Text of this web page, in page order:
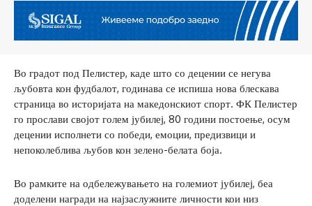
Во градот под Пелистер, каде што со децении се негува
љубовта кон фудбалот, годинава се испиша нова блескава
страница во историјата на македонскиот спорт. ФК Пелистер
го прослави својот голем јубилеј, 80 години постоење, осум
децении исполнети со победи, емоции, предизвици и
непоколеблива љубов кон зелено-белата боја.
Во рамките на одбележувањето на големиот јубилеј, беа
доделени награди на најзаслужните личности кои низ